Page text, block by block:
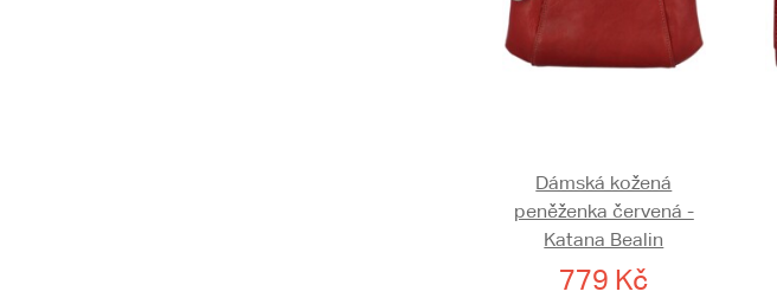
Dámská kožená
peněženka červená -
Katana Bealin
779 Kč